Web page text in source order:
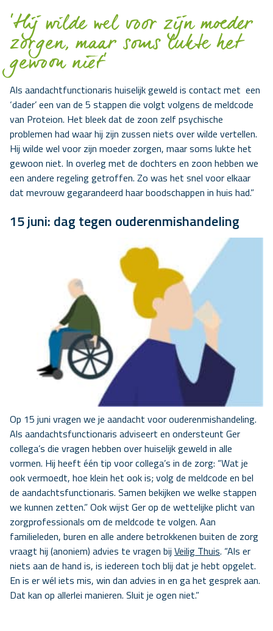
‘Hij wilde wel voor zijn moeder
zorgen, maar soms lukte het
gewoon niet’
Als aandachtfunctionaris huiselijk geweld is contact met een
‘dader’ een van de 5 stappen die volgt volgens de meldcode
van Proteion. Het bleek dat de zoon zelf psychische
problemen had waar hij zijn zussen niets over wilde vertellen.
Hij wilde wel voor zijn moeder zorgen, maar soms lukte het
gewoon niet. In overleg met de dochters en zoon hebben we
een andere regeling getroffen. Zo was het snel voor elkaar
dat mevrouw gegarandeerd haar boodschappen in huis had.”
15 juni: dag tegen ouderenmishandeling
Op 15 juni vragen we je aandacht voor ouderenmishandeling.
Als aandachtsfunctionaris adviseert en ondersteunt Ger
collega’s die vragen hebben over huiselijk geweld in alle
vormen. Hij heeft één tip voor collega’s in de zorg: “Wat je
ook vermoedt, hoe klein het ook is; volg de meldcode en bel
de aandachtsfunctionaris. Samen bekijken we welke stappen
we kunnen zetten.” Ook wijst Ger op de wettelijke plicht van
zorgprofessionals om de meldcode te volgen. Aan
familieleden, buren en alle andere betrokkenen buiten de zorg
vraagt hij (anoniem) advies te vragen bij Veilig Thuis. “Als er
niets aan de hand is, is iedereen toch blij dat je hebt opgelet.
En is er wél iets mis, win dan advies in en ga het gesprek aan.
Dat kan op allerlei manieren. Sluit je ogen niet.”